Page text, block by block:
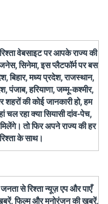
वेबसाइट पर आपके राज्य की
सिनेमा, इस प्लैटफॉर्म पर बस
बिहार, मध्य प्रदेश, राजस्थान,
पंजाब, हरियाणा, जम्मू-कश्मीर,
की कोई जानकारी हो, हम
चल रहा क्या सियासी दांव-पेच,
तो फिर अपने राज्य की हर
के साथ।
से रिश्ता न्यूज़ एप और पाएँ
फिल्म और मनोरंजन की खबरें,